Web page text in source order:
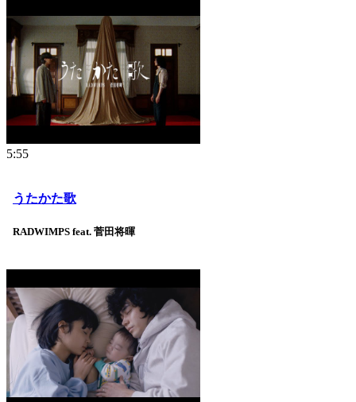
5:55
うたかた歌
RADWIMPS feat. 菅田将暉